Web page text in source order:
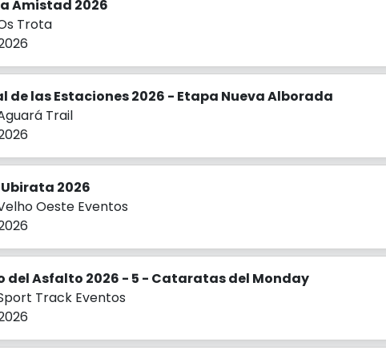
Amistad 2026
Trota
de las Estaciones 2026 - Etapa Nueva Alborada
Trail
2026
Oeste Eventos
del Asfalto 2026 - 5 - Cataratas del Monday
Track Eventos